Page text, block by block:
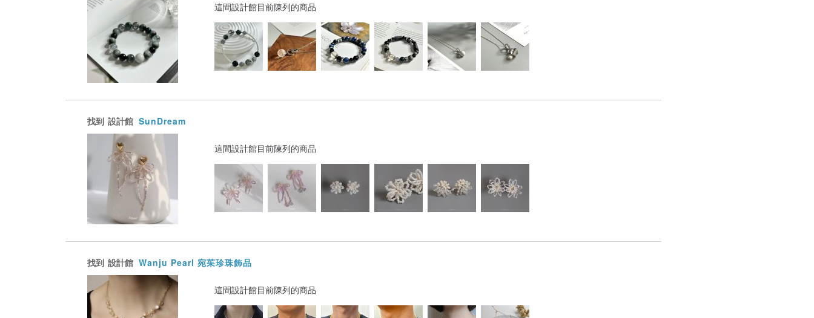
這間設計館目前陳列的商品
找到 設計館 SunDream
這間設計館目前陳列的商品
找到 設計館 Wanju Pearl 宛茱珍珠飾品
這間設計館目前陳列的商品